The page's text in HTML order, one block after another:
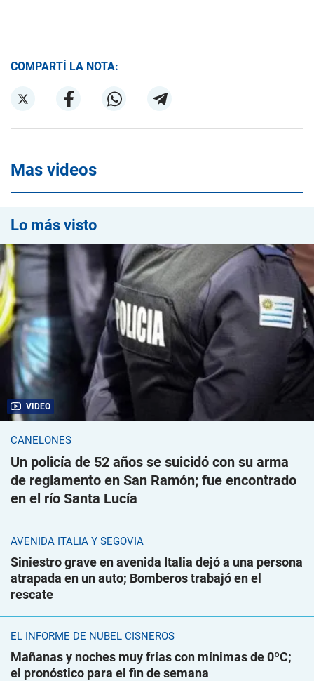
COMPARTÍ LA NOTA:
Mas videos
Lo más visto
VIDEO
CANELONES
Un policía de 52 años se suicidó con su arma
de reglamento en San Ramón; fue encontrado
en el río Santa Lucía
AVENIDA ITALIA Y SEGOVIA
Siniestro grave en avenida Italia dejó a una persona
atrapada en un auto; Bomberos trabajó en el
rescate
EL INFORME DE NUBEL CISNEROS
Mañanas y noches muy frías con mínimas de 0ºC;
el pronóstico para el fin de semana